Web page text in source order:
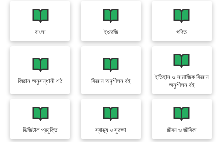
বাংলা ইংরেজি গণিত
বিজ্ঞান অনুসন্ধানী পাঠ বিজ্ঞান অনুশীলন বই
ইতিহাস ও সামাজিক বিজ্ঞান
অনুশীলন বই
ডিজিটাল প্রযুক্তি স্বাস্থ্য ও সুরক্ষা জীবন ও জীবিকা